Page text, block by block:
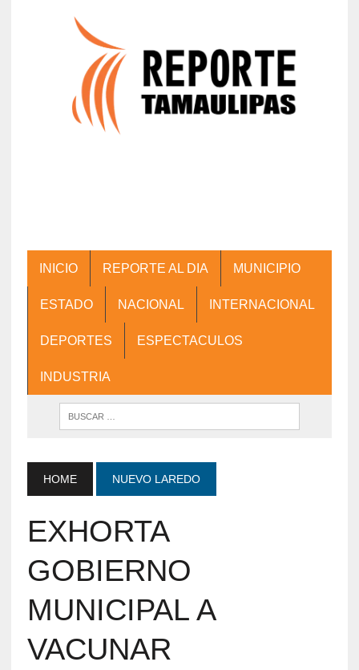
INICIO REPORTE AL DIA MUNICIPIO
ESTADO NACIONAL INTERNACIONAL
DEPORTES ESPECTACULOS
INDUSTRIA
HOME NUEVO LAREDO
EXHORTA
GOBIERNO
MUNICIPAL A
VACUNAR